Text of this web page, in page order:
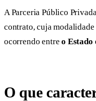
A Parceria Público
contrato, cuja
ocorrendo entreo Estado
O que